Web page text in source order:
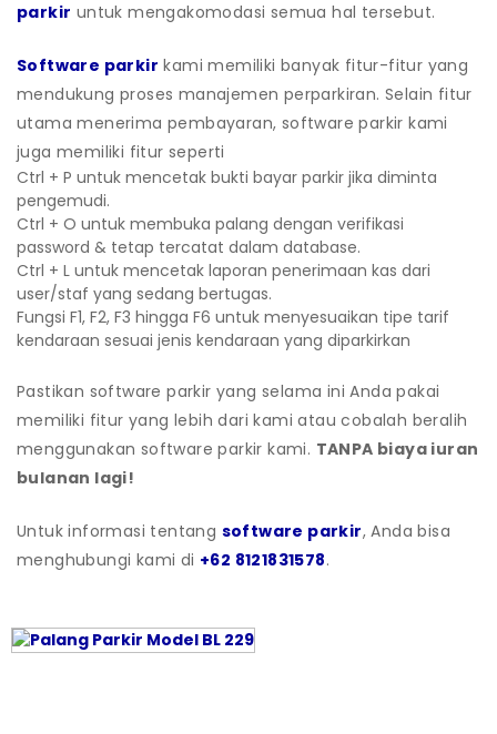
parkir untuk mengakomodasi semua hal tersebut.
Software parkir kami memiliki banyak fitur-fitur yang
mendukung proses manajemen perparkiran. Selain fitur
utama menerima pembayaran, software parkir kami
juga memiliki fitur seperti
Ctrl + P untuk mencetak bukti bayar parkir jika diminta
pengemudi.
Ctrl + O untuk membuka palang dengan verifikasi
password & tetap tercatat dalam database.
Ctrl + L untuk mencetak laporan penerimaan kas dari
user/staf yang sedang bertugas.
Fungsi F1, F2, F3 hingga F6 untuk menyesuaikan tipe tarif
kendaraan sesuai jenis kendaraan yang diparkirkan
Pastikan software parkir yang selama ini Anda pakai
memiliki fitur yang lebih dari kami atau cobalah beralih
menggunakan software parkir kami. TANPA biaya iuran
bulanan lagi!
Untuk informasi tentang software parkir, Anda bisa
menghubungi kami di +62 8121831578.